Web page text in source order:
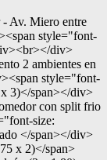
Av. Miero entre
style="font-
div>
2 ambientes en
style="font-
3)</span></div>
con split frio
size:
</span></div>
x 2)</span>